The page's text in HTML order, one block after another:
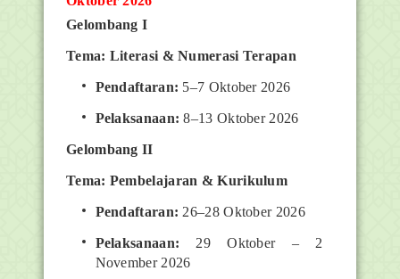
Gelombang I
Tema: Literasi & Numerasi Terapan
Pendaftaran: 5–7 Oktober 2026
Pelaksanaan: 8–13 Oktober 2026
Gelombang II
Tema: Pembelajaran & Kurikulum
Pendaftaran: 26–28 Oktober 2026
Pelaksanaan: 29 Oktober – 2
November 2026